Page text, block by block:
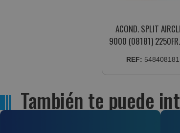
ACOND. SPLIT
9000 (08181)
M.DISTANCIA
REF: 548408181
También te puede